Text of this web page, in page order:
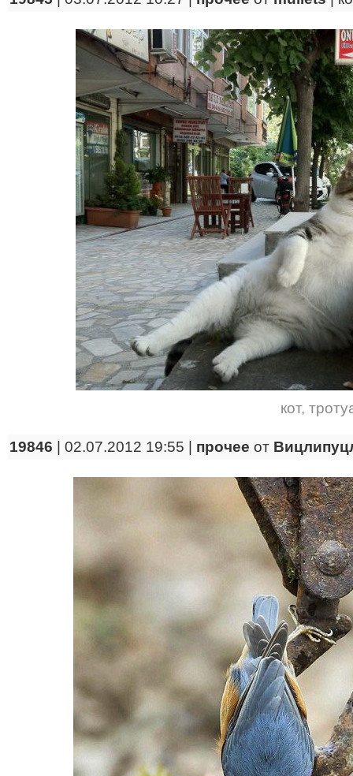
кот,
19846 | 02.07.2012 19:55 | прочее от